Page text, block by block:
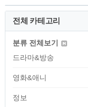
전체 카테고리
분류 전체보기
드라마&방송
영화&애니
정보